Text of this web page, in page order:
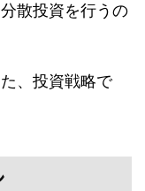
散投資を行うの
、投資戦略で